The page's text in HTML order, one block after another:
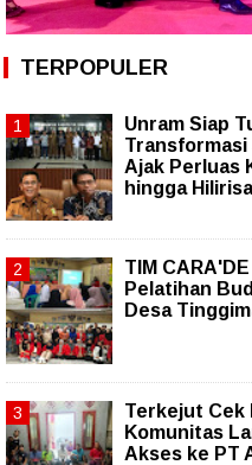
TERPOPULER
Unram Siap
Transformasi
Ajak Perluas
hingga
TIM
Pelatihan
Desa
Terkejut Cek
Komunitas
Akses ke PT